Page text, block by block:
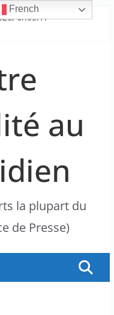
6h05:17
au
la plupart du
de Presse)
French